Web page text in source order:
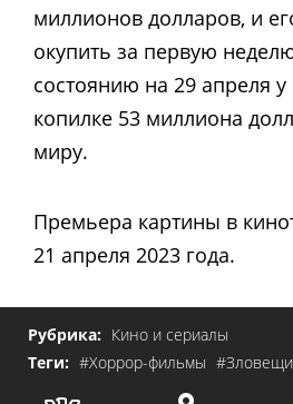
миллионов долларов, и
окупить за первую
состоянию на 29 апреля
копилке 53 миллиона
миру.
Премьера картины в
21 апреля 2023 года.
Рубрика: Кино и сериалы
Теги: #Хоррор-фильмы